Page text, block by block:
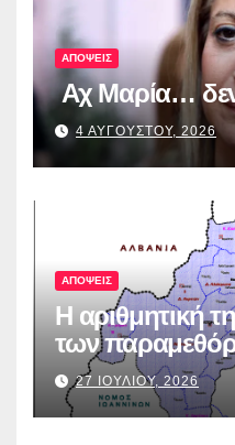
ΑΠΟΨΕΙΣ
Αχ Μαρία…
4 ΑΥΓΟΥΣΤΟΥ, 2026
ΑΠΟΨΕΙΣ
Η αριθμητική
των
27 ΙΟΥΛΙΟΥ, 2026